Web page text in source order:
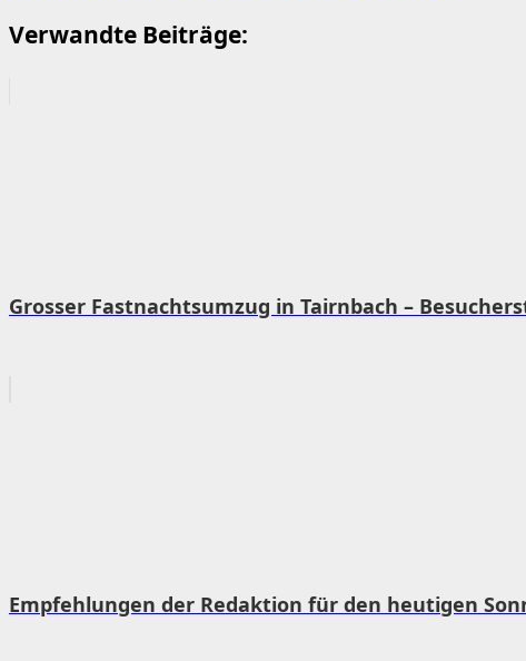
Verwandte Beiträge:
Grosser Fastnachtsumzug in Tairnbach –
Empfehlungen der Redaktion für den heutigen